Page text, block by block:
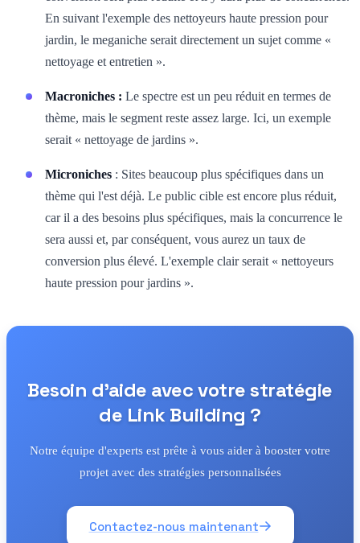
En suivant l'exemple des nettoyeurs haute pression pour
jardin, le meganiche serait directement un sujet comme «
nettoyage et entretien ».
Macroniches : Le spectre est un peu réduit en termes de
thème, mais le segment reste assez large. Ici, un exemple
serait « nettoyage de jardins ».
Microniches : Sites beaucoup plus spécifiques dans un
thème qui l'est déjà. Le public cible est encore plus réduit,
car il a des besoins plus spécifiques, mais la concurrence le
sera aussi et, par conséquent, vous aurez un taux de
conversion plus élevé. L'exemple clair serait « nettoyeurs
haute pression pour jardins ».
Besoin d'aide avec votre stratégie
de Link Building ?
Notre équipe d'experts est prête à vous aider à booster votre
projet avec des stratégies personnalisées
Contactez-nous maintenant